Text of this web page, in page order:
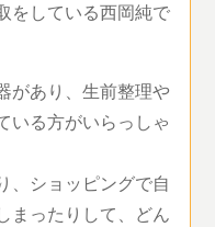
をしている西岡純で
があり、生前整理や
いる方がいらっしゃ
、ショッピングで自
まったりして、どん